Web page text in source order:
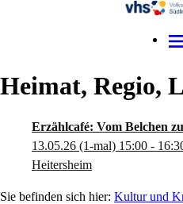
Heimat, Regio,
Erzählcafé: Vom Belchen
13.05.26 (1-mal) 15:00 -
Heitersheim
Kultur und